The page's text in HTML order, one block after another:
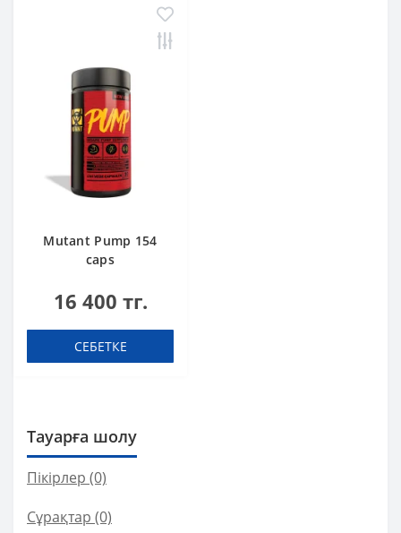
Mutant Pump 154
caps
16 400 тг.
СЕБЕТКЕ
Тауарға шолу
Пікірлер (0)
Сұрақтар (0)